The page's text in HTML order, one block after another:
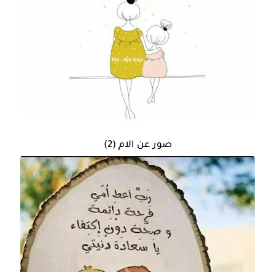
صور عن الام (2)